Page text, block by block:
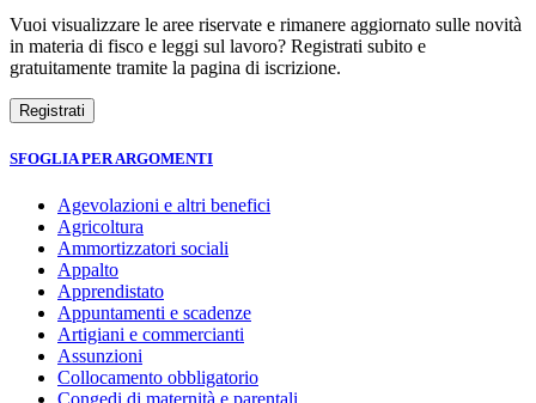
Vuoi visualizzare le aree riservate e rimanere aggiornato sulle novità
in materia di fisco e leggi sul lavoro? Registrati subito e
gratuitamente tramite la pagina di iscrizione.
SFOGLIA PER ARGOMENTI
Agevolazioni e altri benefici
Agricoltura
Ammortizzatori sociali
Appalto
Apprendistato
Appuntamenti e scadenze
Artigiani e commercianti
Assunzioni
Collocamento obbligatorio